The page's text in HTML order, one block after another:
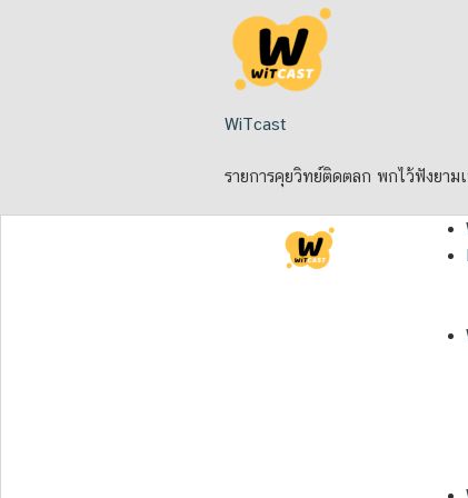
WiTcast
รายการคุยวิทย์ติดตลก พกไว้ฟังยาม